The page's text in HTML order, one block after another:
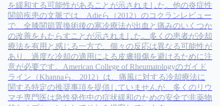
を緩和する可能性があることが示されました。他の炎症性
関節疾患の文脈では、Adieら（2012）のコクランレビュー
で、全膝関節置換術後の寒冷療法が出血と痛みのいくつか
の改善をもたらすことが示されました。多くの患者が冷却
療法を有用と感じる一方で、個々の反応は異なる可能性が
あり、過度な冷却の適用による皮膚損傷を避けるために注
意が必要です。American College of Rheumatologyのガイド
ライン（Khannaら、2012）は、痛風に対する冷却療法に
関する特定の推奨事項を提供していませんが、多くのリウ
マチ専門医は急性発作中の症状緩和のための安全で非薬物